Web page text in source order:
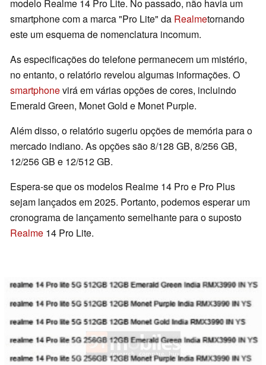
modelo Realme 14 Pro Lite. No passado, não havia um
smartphone com a marca "Pro Lite" da Realmetornando
este um esquema de nomenclatura incomum.
As especificações do telefone permanecem um mistério,
no entanto, o relatório revelou algumas informações. O
smartphonevirá em várias opções de cores, incluindo
Emerald Green, Monet Gold e Monet Purple.
Além disso, o relatório sugeriu opções de memória para o
mercado indiano. As opções são 8/128 GB, 8/256 GB,
12/256 GB e 12/512 GB.
Espera-se que os modelos Realme 14 Pro e Pro Plus
sejam lançados em 2025. Portanto, podemos esperar um
cronograma de lançamento semelhante para o suposto
Realme 14 Pro Lite.